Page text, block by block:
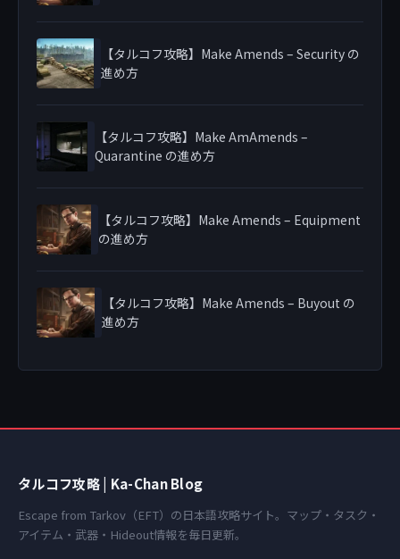
【タルコフ攻略】Make Amends – Security の
進め方
【タルコフ攻略】Make AmAmends –
Quarantine の進め方
【タルコフ攻略】Make Amends – Equipment
の進め方
【タルコフ攻略】Make Amends – Buyout の
進め方
タルコフ攻略 | Ka-Chan Blog
Escape from Tarkov（EFT）の日本語攻略サイト。マップ・タスク・
アイテム・武器・Hideout情報を毎日更新。